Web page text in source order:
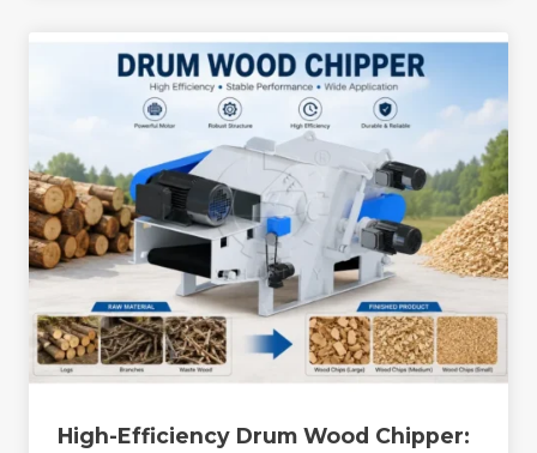
High-Efficiency Drum Wood Chipper: